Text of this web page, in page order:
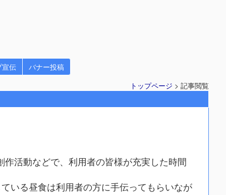
伝
バナー投稿
トップページ > 記事閲覧
活動などで、利用者の皆様が充実した時間
いる昼食は利用者の方に手伝ってもらいなが